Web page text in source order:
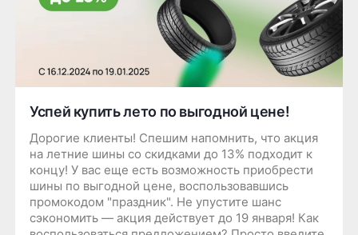
Успей купить лето по выгодной цене!
Дорогие клиенты! Спешим напомнить, что акция
на летние шины со скидками до 13% подходит к
концу! У вас еще есть возможность приобрести
шины по выгодной цене, воспользовавшись
промокодом "праздник". Не упустите шанс
сэкономить — акция действует до 19 января! Как